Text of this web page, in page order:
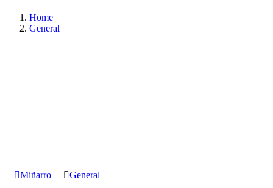
Home
General
Miñarro General